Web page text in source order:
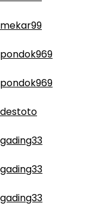
mekar99
pondok969
pondok969
destoto
gading33
gading33
gading33